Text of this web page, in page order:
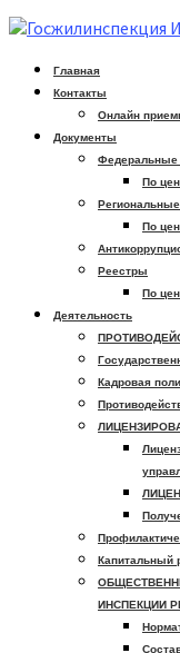
Главная
Контакты
Онлайн
Документы
Федеральные
По
По
Реестры
По
Деятельность
Кадровая
Капитальный
ИНСПЕКЦИИ